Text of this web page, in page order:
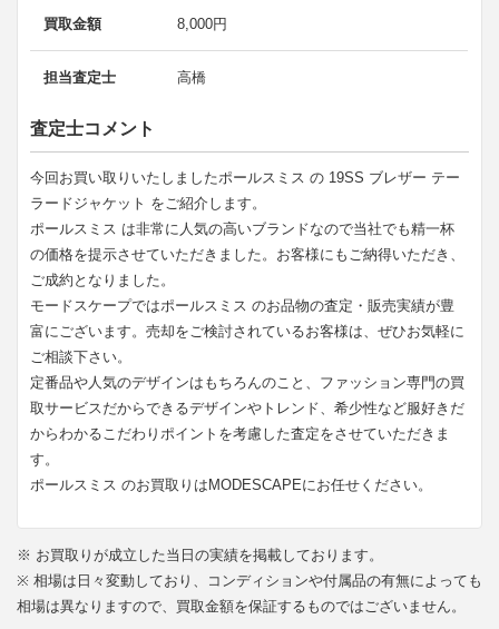
買取金額 8,000円
担当査定士 高橋
査定士コメント
今回お買い取りいたしましたポールスミス の 19SS ブレザー テー
ラードジャケット をご紹介します。
ポールスミス は非常に人気の高いブランドなので当社でも精一杯
の価格を提示させていただきました。お客様にもご納得いただき、
ご成約となりました。
モードスケープではポールスミス のお品物の査定・販売実績が豊
富にございます。売却をご検討されているお客様は、ぜひお気軽に
ご相談下さい。
定番品や人気のデザインはもちろんのこと、ファッション専門の買
取サービスだからできるデザインやトレンド、希少性など服好きだ
からわかるこだわりポイントを考慮した査定をさせていただきま
す。
ポールスミス のお買取りはMODESCAPEにお任せください。
※ お買取りが成立した当日の実績を掲載しております。
※ 相場は日々変動しており、コンディションや付属品の有無によっても
相場は異なりますので、買取金額を保証するものではございません。